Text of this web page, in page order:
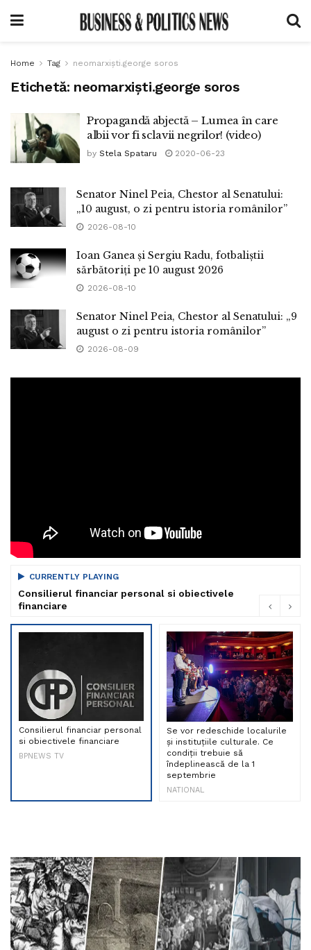
Home Tag neomarxiști.george soros
Etichetă: neomarxiști.george soros
Propagandă abjectă – Lumea în care
albii vor fi sclavii negrilor! (video)
by Stela Spataru 2020-06-23
Senator Ninel Peia, Chestor al Senatului:
„10 august, o zi pentru istoria românilor”
2026-08-10
Ioan Ganea și Sergiu Radu, fotbaliștii
sărbătoriți pe 10 august 2026
2026-08-10
Senator Ninel Peia, Chestor al Senatului: „9
august o zi pentru istoria românilor”
2026-08-09
CURRENTLY PLAYING
Consilierul financiar personal si obiectivele
financiare
Consilierul financiar personal
si obiectivele financiare
BPNEWS TV
Se vor redeschide localurile
și instituțiile culturale. Ce
condiții trebuie să
îndeplinească de la 1
septembrie
NATIONAL